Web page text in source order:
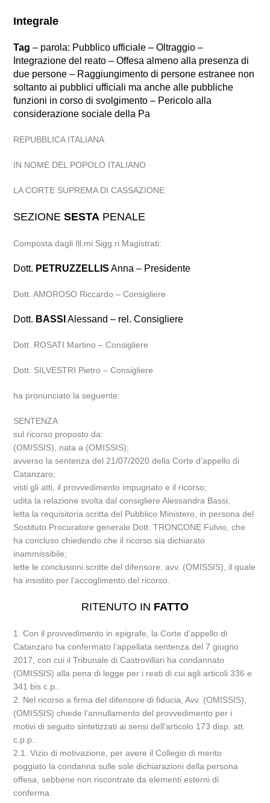
Integrale
Tag – parola: Pubblico ufficiale – Oltraggio –
Integrazione del reato – Offesa almeno alla presenza di
due persone – Raggiungimento di persone estranee non
soltanto ai pubblici ufficiali ma anche alle pubbliche
funzioni in corso di svolgimento – Pericolo alla
considerazione sociale della Pa
REPUBBLICA ITALIANA
IN NOME DEL POPOLO ITALIANO
LA CORTE SUPREMA DI CASSAZIONE
SEZIONESESTA PENALE
Composta dagli Ill.mi Sigg.ri Magistrati:
Dott. PETRUZZELLIS Anna – Presidente
Dott. AMOROSO Riccardo – Consigliere
Dott. BASSI Alessand – rel. Consigliere
Dott. ROSATI Martino – Consigliere
Dott. SILVESTRI Pietro – Consigliere
ha pronunciato la seguente:
SENTENZA
sul ricorso proposto da:
(OMISSIS), nata a (OMISSIS);
avverso la sentenza del 21/07/2020 della Corte d’appello di
Catanzaro;
visti gli atti, il provvedimento impugnato e il ricorso;
udita la relazione svolta dal consigliere Alessandra Bassi;
letta la requisitoria scritta del Pubblico Ministero, in persona del
Sostituto Procuratore generale Dott. TRONCONE Fulvio, che
ha concluso chiedendo che il ricorso sia dichiarato
inammissibile;
lette le conclusioni scritte del difensore, avv. (OMISSIS), il quale
ha insistito per l’accoglimento del ricorso.
RITENUTO IN FATTO
1. Con il provvedimento in epigrafe, la Corte d’appello di
Catanzaro ha confermato l’appellata sentenza del 7 giugno
2017, con cui il Tribunale di Castrovillari ha condannato
(OMISSIS) alla pena di legge per i reati di cui agli articoli 336 e
341 bis c.p..
2. Nel ricorso a firma del difensore di fiducia, Avv. (OMISSIS),
(OMISSIS) chiede l’annullamento del provvedimento per i
motivi di seguito sintetizzati ai sensi dell’articolo 173 disp. att.
c.p.p..
2.1. Vizio di motivazione, per avere il Collegio di merito
poggiato la condanna sulle sole dichiarazioni della persona
offesa, sebbene non riscontrate da elementi esterni di
conferma.